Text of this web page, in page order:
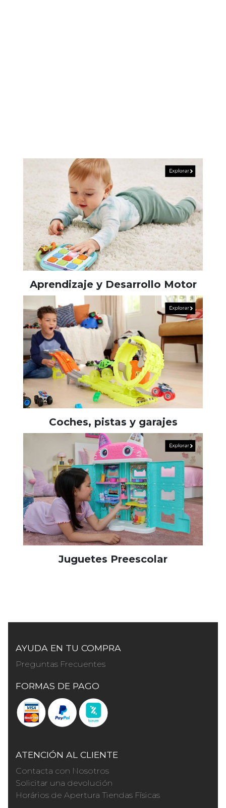
Aprendizaje y Desarrollo Motor
Coches, pistas y garajes
Juguetes Preescolar
AYUDA EN TU COMPRA
Preguntas Frecuentes
FORMAS DE PAGO
ATENCIÓN AL CLIENTE
Contacta con Nosotros
Solicitar una devolución
Horários de Apertura Tiendas Físicas